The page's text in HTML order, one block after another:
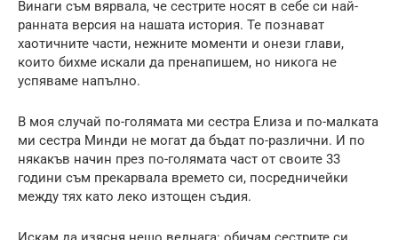
Винаги съм вярвала, че сестрите носят в себе си най-
ранната версия на нашата история. Те познават
хаотичните части, нежните моменти и онези глави,
които бихме искали да пренапишем, но никога не
успяваме напълно.
В моя случай по-голямата ми сестра Елиза и по-малката
ми сестра Минди не могат да бъдат по-различни. И по
някакъв начин през по-голямата част от своите 33
години съм прекарвала времето си, посредничейки
между тях като леко изтощен съдия.